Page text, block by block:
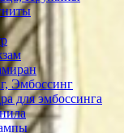
Эмбоссинг
для эмбоссинга